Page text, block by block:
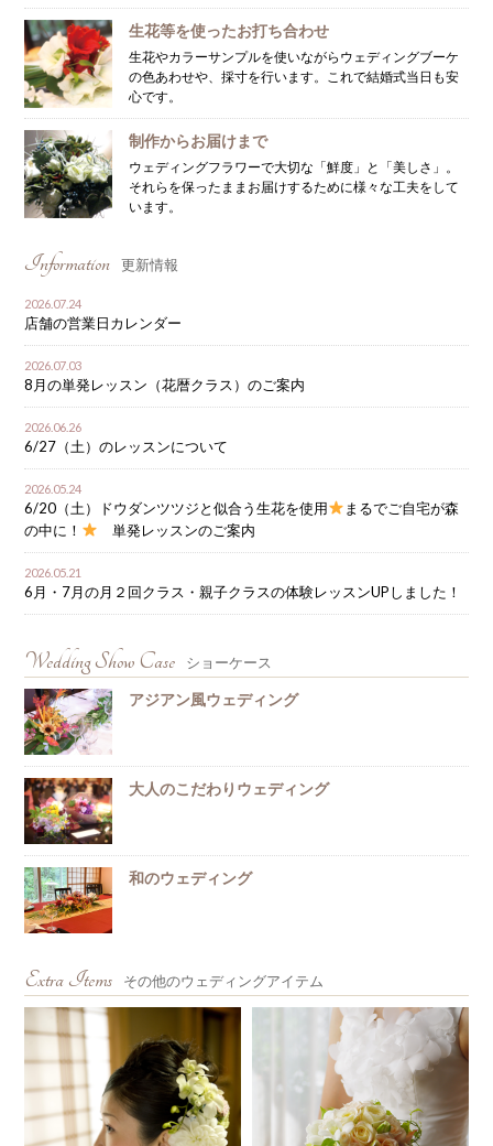
生花等を使ったお打ち合わせ
生花やカラーサンプルを使いながらウェディングブーケ
の色あわせや、採寸を行います。これで結婚式当日も安
心です。
制作からお届けまで
ウェディングフラワーで大切な「鮮度」と「美しさ」。
それらを保ったままお届けするために様々な工夫をして
います。
Information 更新情報
2026.07.24
店舗の営業日カレンダー
2026.07.03
8月の単発レッスン（花暦クラス）のご案内
2026.06.26
6/27（土）のレッスンについて
2026.05.24
6/20（土）ドウダンツツジと似合う生花を使用
まるでご自宅が森
の中に！
単発レッスンのご案内
2026.05.21
6月・7月の月２回クラス・親子クラスの体験レッスンUPしました！
Wedding Show Case ショーケース
アジアン風ウェディング
大人のこだわりウェディング
和のウェディング
Extra Items その他のウェディングアイテム